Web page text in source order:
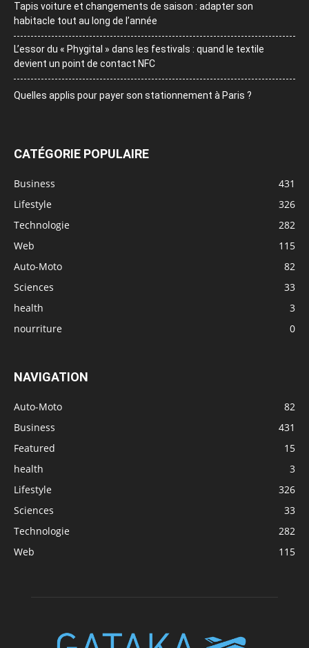
Tapis voiture et changements de saison : adapter son
habitacle tout au long de l’année
L’essor du « Phygital » dans les festivals : quand le textile
devient un point de contact NFC
Quelles applis pour payer son stationnement à Paris ?
CATÉGORIE POPULAIRE
Business
431
Lifestyle
326
Technologie
282
Web
115
Auto-Moto
82
Sciences
33
health
3
nourriture
0
NAVIGATION
Auto-Moto
82
Business
431
Featured
15
health
3
Lifestyle
326
Sciences
33
Technologie
282
Web
115